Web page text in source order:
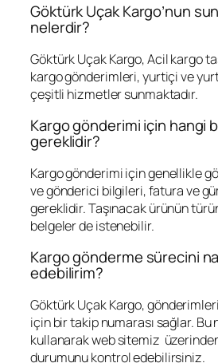
Göktürk Uçak Kargo’nun
nelerdir?
Göktürk Uçak Kargo, Acil kargo
kargo gönderimleri, yurtiçi ve
çeşitli hizmetler sunmaktadır.
Kargo gönderimi için hangi
gereklidir?
Kargo gönderimi için genellikle
ve gönderici bilgileri, fatura ve
gereklidir. Taşınacak ürünün
belgeler de istenebilir.
Kargo gönderme sürecini
edebilirim?
Göktürk Uçak Kargo,
için bir takip numarası sağlar. Bu
kullanarak web sitemiz
durumunu kontrol edebilirsiniz.